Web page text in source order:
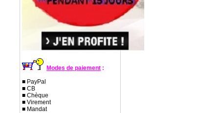
Modes de paiement :
■ PayPal
■ CB
■ Chèque
■ Virement
■ Mandat